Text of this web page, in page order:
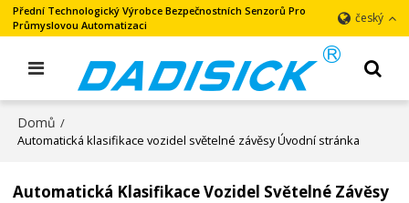
Přední Technologický Výrobce Bezpečnostních Senzorů Pro
Průmyslovou Automatizaci
český
Domů /
Automatická klasifikace vozidel světelné závěsy Úvodní stránka
Automatická Klasifikace Vozidel Světelné Závěsy